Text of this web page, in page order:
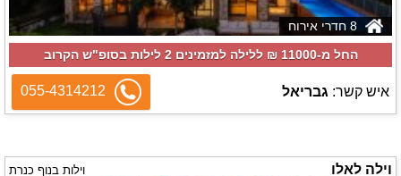
החל מ-‏11000 ₪ ללילה למזמינים 2 לילות בסופ"ש הקרוב
איש קשר: גבריאל 055-4314212
וילה לאלו וילות בנוף כנרת